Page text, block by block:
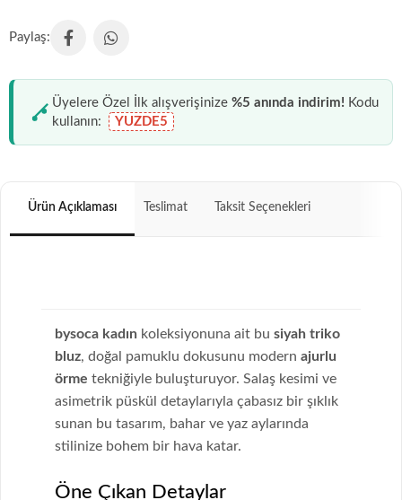
Üyelere Özel İlk alışverişinize %5 anında indirim! Kodu
kullanın:
YUZDE5
Ürün Açıklaması Teslimat Taksit Seçenekleri
bysoca kadın koleksiyonuna ait bu siyah triko
bluz, doğal pamuklu dokusunu modern ajurlu
örme tekniğiyle buluşturuyor. Salaş kesimi ve
asimetrik püskül detaylarıyla çabasız bir şıklık
sunan bu tasarım, bahar ve yaz aylarında
stilinize bohem bir hava katar.
Öne Çıkan Detaylar